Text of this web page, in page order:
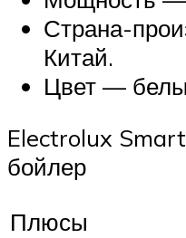
Страна-
Китай.
Цвет —
Electrolux
бойлер
Плюсы